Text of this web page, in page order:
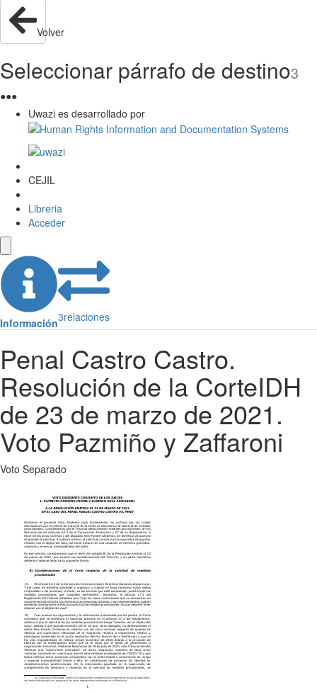
Volver
Seleccionar párrafo de destino3
●●●
Uwazi es desarrollado por
CEJIL
Libreria
Acceder
Información3relaciones
Penal Castro Castro.
Resolución de la CorteIDH
de 23 de marzo de 2021.
Voto Pazmiño y Zaffaroni
Voto Separado